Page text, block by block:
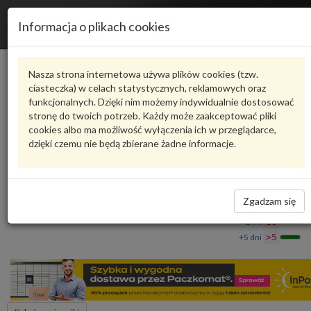
Informacja o plikach cookies
Nasza strona internetowa używa plików cookies (tzw.
ciasteczka) w celach statystycznych, reklamowych oraz
funkcjonalnych. Dzięki nim możemy indywidualnie dostosować
stronę do twoich potrzeb. Każdy może zaakceptować pliki
cookies albo ma możliwość wyłączenia ich w przeglądarce,
dzięki czemu nie będą zbierane żadne informacje.
Zgadzam się
Karta produktu
4M0839717EVAG
VAG - produkt oryginalny VW AUDI SEAT SKODA
Uszczelka drzwi zewnętrzna 4M0839717E VAG
354,68 zł
Dostępność
Wrocław 0
+24 h 10
+5 dni >5